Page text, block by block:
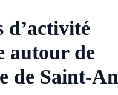
d’activité
autour de
de Saint-